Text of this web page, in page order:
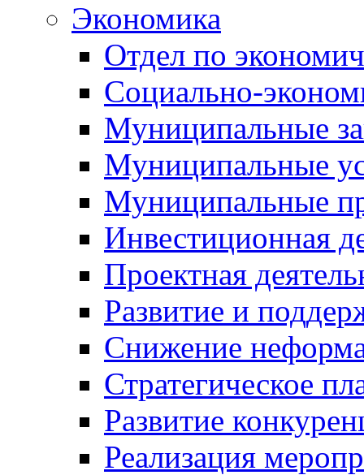
Экономика
Отдел по
Социально-
Муниципальные
Муниципальные
Муниципальные
Инвестиционная
Проектная
Развитие и
Снижение
Стратегическое
Развитие
Реализация